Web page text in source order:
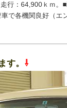
行：64,900ｋｍ。
で各機関良好（エ
れていましたが、
す。 ⇩